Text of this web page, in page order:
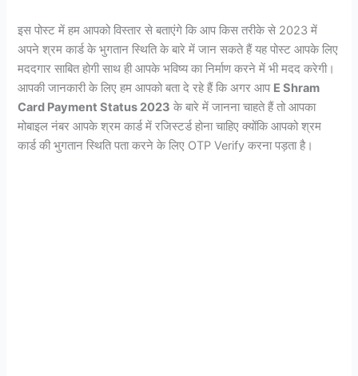
इस पोस्ट में हम आपको विस्तार से बताएंगे कि आप किस तरीके से 2023 में
अपने श्रम कार्ड के भुगतान स्थिति के बारे में जान सकते हैं यह पोस्ट आपके लिए
मददगार साबित होगी साथ ही आपके भविष्य का निर्माण करने में भी मदद करेगी।
आपकी जानकारी के लिए हम आपको बता दे रहे हैं कि अगर आप E Shram
Card Payment Status 2023 के बारे में जानना चाहते हैं तो आपका
मोबाइल नंबर आपके श्रम कार्ड में रजिस्टर्ड होना चाहिए क्योंकि आपको श्रम
कार्ड की भुगतान स्थिति पता करने के लिए OTP Verify करना पड़ता है।